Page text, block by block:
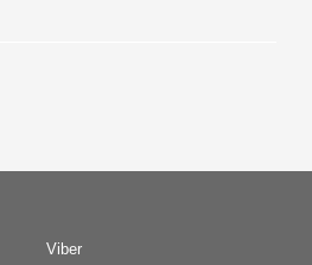
Viber